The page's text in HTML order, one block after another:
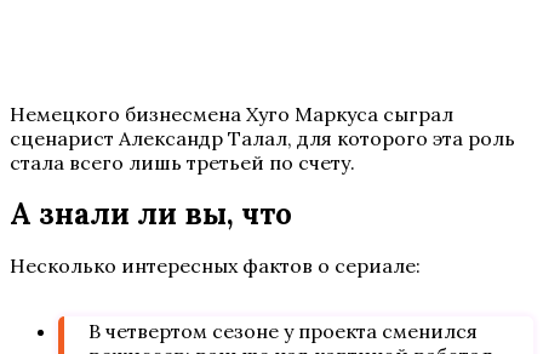
Немецкого бизнесмена Хуго Маркуса сыграл
сценарист Александр Талал, для которого эта роль
стала всего лишь третьей по счету.
А знали ли вы, что
Несколько интересных фактов о сериале:
В четвертом сезоне у проекта сменился